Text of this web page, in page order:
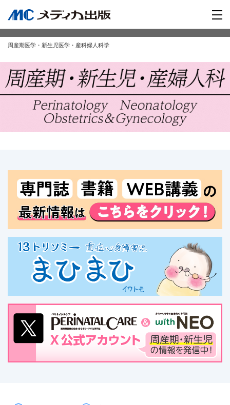
周産期医学・新生児医学・産科婦人科学